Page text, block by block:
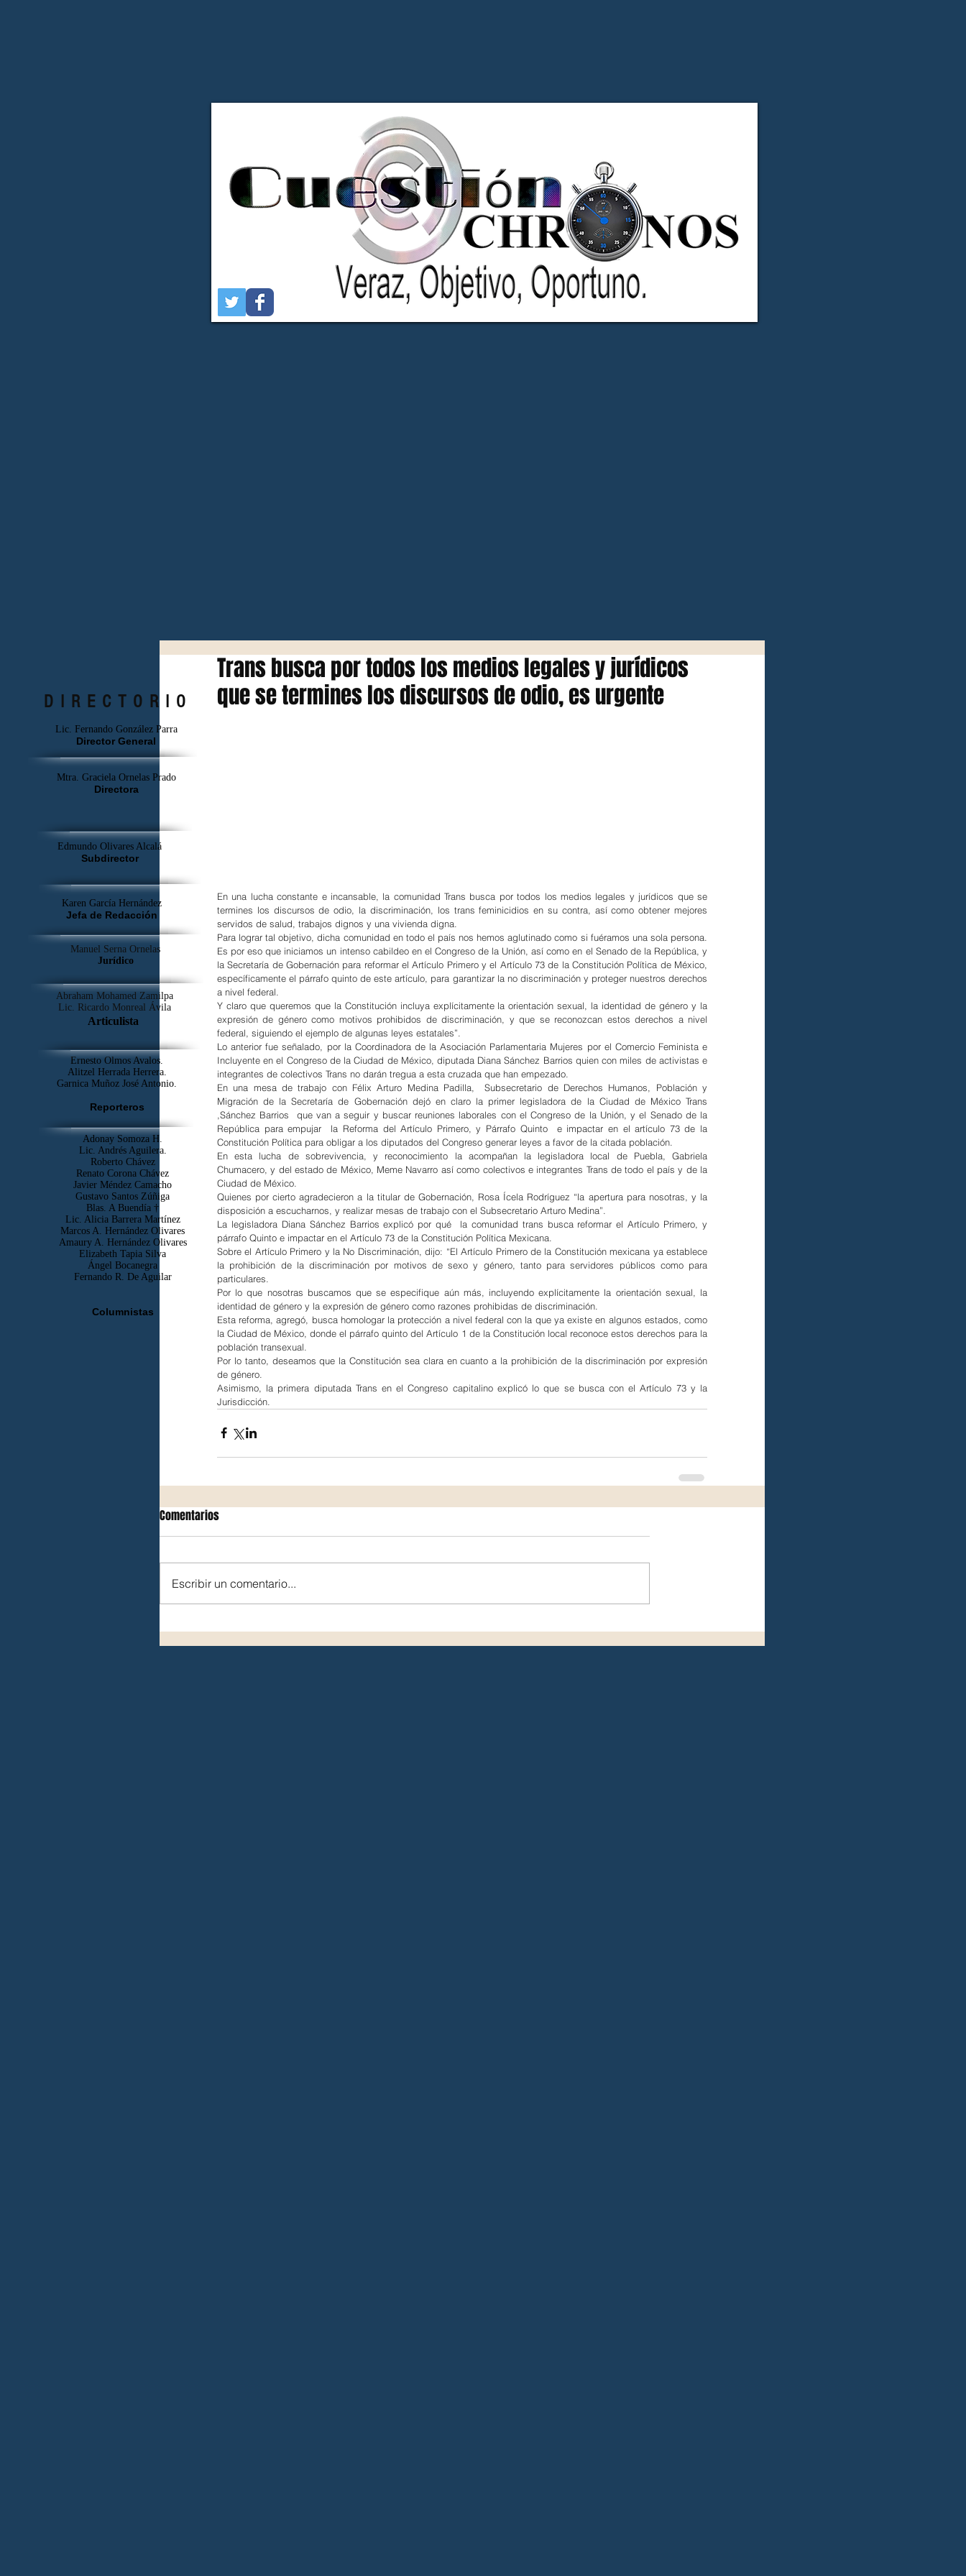
Trans busca por todos los medios legales y jurídicos
que se termines los discursos de odio, es urgente
En una lucha constante e incansable, la comunidad Trans busca por todos los medios legales y jurídicos que se
termines los discursos de odio, la discriminación, los trans feminicidios en su contra, así como obtener mejores
servidos de salud, trabajos dignos y una vivienda digna.
Para lograr tal objetivo, dicha comunidad en todo el país nos hemos aglutinado como si fuéramos una sola persona.
Es por eso que iniciamos un intenso cabildeo en el Congreso de la Unión, así como en el Senado de la República, y
la Secretaría de Gobernación para reformar el Artículo Primero y el Artículo 73 de la Constitución Política de México,
específicamente el párrafo quinto de este artículo, para garantizar la no discriminación y proteger nuestros derechos
a nivel federal.
Y claro que queremos que la Constitución incluya explícitamente la orientación sexual, la identidad de género y la
expresión de género como motivos prohibidos de discriminación, y que se reconozcan estos derechos a nivel
federal, siguiendo el ejemplo de algunas leyes estatales”.
Lo anterior fue señalado, por la Coordinadora de la Asociación Parlamentaria Mujeres por el Comercio Feminista e
Incluyente en el Congreso de la Ciudad de México, diputada Diana Sánchez Barrios quien con miles de activistas e
integrantes de colectivos Trans no darán tregua a esta cruzada que han empezado.
En una mesa de trabajo con Félix Arturo Medina Padilla,  Subsecretario de Derechos Humanos, Población y
Migración de la Secretaría de Gobernación dejó en claro la primer legisladora de la Ciudad de México Trans
,Sánchez Barrios  que van a seguir y buscar reuniones laborales con el Congreso de la Unión, y el Senado de la
República para empujar  la Reforma del Artículo Primero, y Párrafo Quinto  e impactar en el artículo 73 de la
Constitución Política para obligar a los diputados del Congreso generar leyes a favor de la citada población.
En esta lucha de sobrevivencia, y reconocimiento la acompañan la legisladora local de Puebla, Gabriela
Chumacero, y del estado de México, Meme Navarro así como colectivos e integrantes Trans de todo el país y de la
Ciudad de México.
Quienes por cierto agradecieron a la titular de Gobernación, Rosa Ícela Rodríguez “la apertura para nosotras, y la
disposición a escucharnos, y realizar mesas de trabajo con el Subsecretario Arturo Medina”.
La legisladora Diana Sánchez Barrios explicó por qué  la comunidad trans busca reformar el Artículo Primero, y
párrafo Quinto e impactar en el Artículo 73 de la Constitución Política Mexicana.
Sobre el Artículo Primero y la No Discriminación, dijo: “El Artículo Primero de la Constitución mexicana ya establece
la prohibición de la discriminación por motivos de sexo y género, tanto para servidores públicos como para
particulares.
Por lo que nosotras buscamos que se especifique aún más, incluyendo explícitamente la orientación sexual, la
identidad de género y la expresión de género como razones prohibidas de discriminación.
Esta reforma, agregó, busca homologar la protección a nivel federal con la que ya existe en algunos estados, como
la Ciudad de México, donde el párrafo quinto del Artículo 1 de la Constitución local reconoce estos derechos para la
población transexual.
Por lo tanto, deseamos que la Constitución sea clara en cuanto a la prohibición de la discriminación por expresión
de género.
Asimismo, la primera diputada Trans en el Congreso capitalino explicó lo que se busca con el Artículo 73 y la
Jurisdicción.
Comentarios
Escribir un comentario...
DIRECTORIO
Lic. Fernando González Parra
Director General
Mtra. Graciela Ornelas Prado
Directora
Edmundo Olivares Alcalá
Subdirector
Karen García Hernández
Jefa de Redacción
Manuel Serna Ornelas
Jurídico
Abraham Mohamed Zamilpa
Lic. Ricardo Monreal Ávila
Articulista
Ernesto Olmos Avalos.
Alitzel Herrada Herrera.
Garnica Muñoz José Antonio.
Reporteros
Adonay Somoza H.
Lic. Andrés Aguilera.
Roberto Chávez
Renato Corona Chávez
Javier Méndez Camacho
Gustavo Santos Zúñiga
Blas. A Buendía †
​Lic. Alicia Barrera Martínez
Marcos A. Hernández Olivares
Amaury A. Hernández Olivares
Elizabeth Tapia Silva
Ángel Bocanegra
Fernando R. De Aguilar
Columnistas